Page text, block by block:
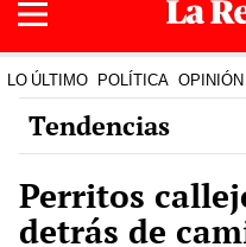
LO ÚLTIMO POLÍTICA OPINIÓN
Tendencias
Perritos
detrás de